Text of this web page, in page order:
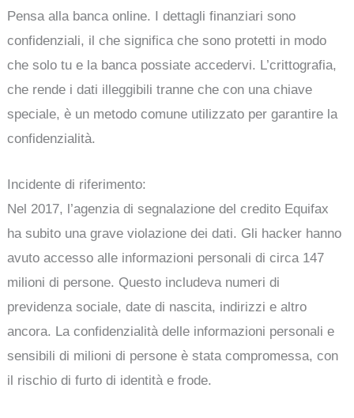
Pensa alla banca online. I dettagli finanziari sono
confidenziali, il che significa che sono protetti in modo
che solo tu e la banca possiate accedervi. L’crittografia,
che rende i dati illeggibili tranne che con una chiave
speciale, è un metodo comune utilizzato per garantire la
confidenzialità.
Incidente di riferimento:
Nel 2017, l’agenzia di segnalazione del credito Equifax
ha subito una grave violazione dei dati. Gli hacker hanno
avuto accesso alle informazioni personali di circa 147
milioni di persone. Questo includeva numeri di
previdenza sociale, date di nascita, indirizzi e altro
ancora. La confidenzialità delle informazioni personali e
sensibili di milioni di persone è stata compromessa, con
il rischio di furto di identità e frode.